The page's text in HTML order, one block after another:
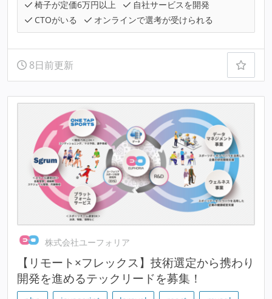
椅子が定価6万円以上
自社サービスを開発
CTOがいる
オンラインで選考が受けられる
8日前更新
株式会社ユーフォリア
【リモート×フレックス】技術選定から携わり
開発を進めるテックリードを募集！